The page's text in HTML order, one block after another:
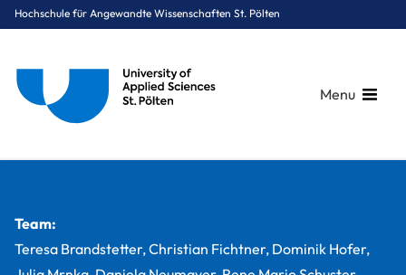
Hochschule für Angewandte Wissenschaften St. Pölten
Menu
Team:
Teresa Brandstetter, Christian Fichtner, Dominik Hofer,